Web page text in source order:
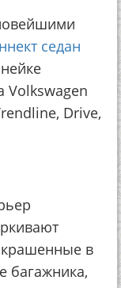
седан
Volkswagen
Drive,
в
багажника,